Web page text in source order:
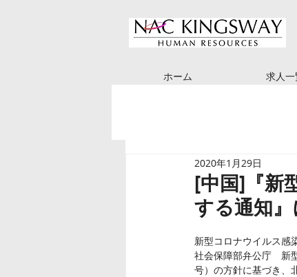
ホーム 求人一
[中国]『新
する通知
2020年1月29日
新型コロナウイルス感
社会保障部弁公庁　新
号）の方針に基づき、